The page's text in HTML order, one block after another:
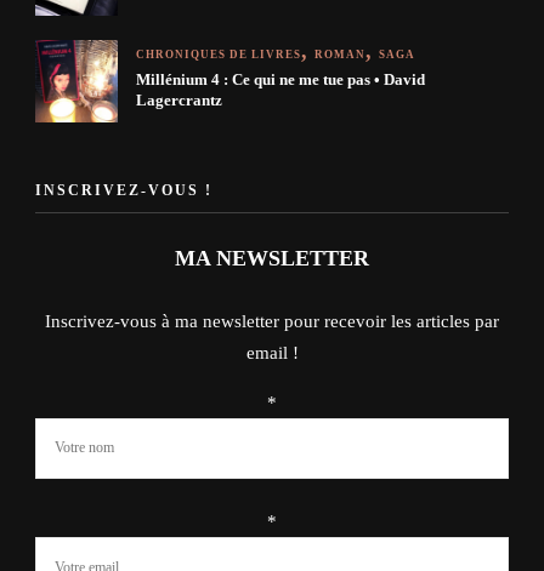
CHRONIQUES DE LIVRES ROMAN SAGA
Millénium 4 : Ce qui ne me tue pas • David
Lagercrantz
INSCRIVEZ-VOUS !
MA NEWSLETTER
Inscrivez-vous à ma newsletter pour recevoir les articles par
email !
*
*